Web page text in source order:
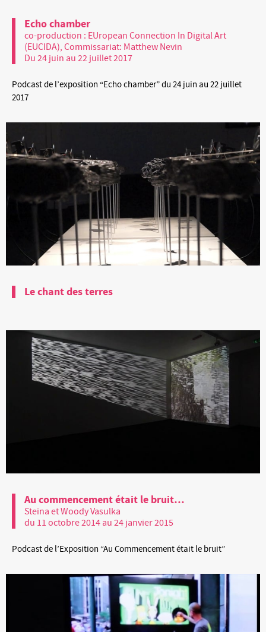
Echo chamber
co-production : EUropean Connection In Digital Art
(EUCIDA), Commissariat: Matthew Nevin
Du 24 juin au 22 juillet 2017
Podcast de l’exposition “Echo chamber” du 24 juin au 22 juillet
2017
Le chant des terres
Au commencement était le bruit…
Steina et Woody Vasulka
du 11 octobre 2014 au 24 janvier 2015
Podcast de l’Exposition “Au Commencement était le bruit”